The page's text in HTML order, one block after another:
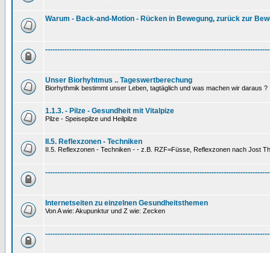
Warum - Back-and-Motion - Rücken in Bewegung, zurück zur
Unser Biorhyhtmus .. Tageswertberechung
Biorhythmik bestimmt unser Leben, tagtäglich und was machen wir daraus ?
1.1.3. - Pilze - Gesundheit mit Vitalpize
Pilze - Speisepilze und Heilpilze
II.5. Reflexzonen - Techniken
II.5. Reflexzonen - Techniken - - z.B. RZF=Füsse, Reflexzonen nach Jost
Internetseiten zu einzelnen Gesundheitsthemen
Von A wie: Akupunktur und Z wie: Zecken